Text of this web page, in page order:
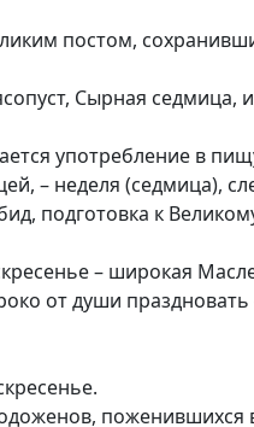
постом,
Сырная седмица,
употребление в
– неделя (седмица),
подготовка к
– широкая
от души праздновать
поженившихся